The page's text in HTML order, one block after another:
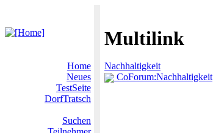
Multilink
Home
Neues
TestSeite
DorfTratsch
Suchen
Nachhaltigkeit
CoForum:Nachhaltigkeit